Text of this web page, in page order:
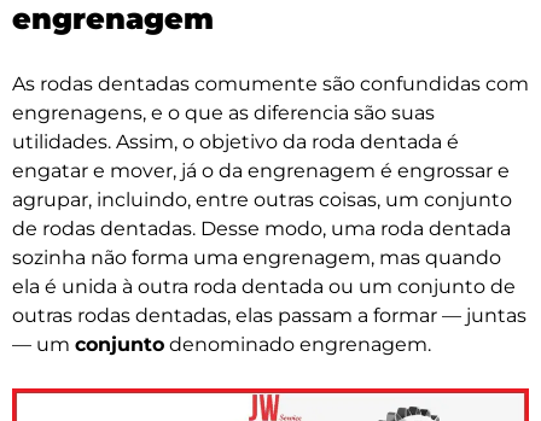
engrenagem
As rodas dentadas comumente são confundidas com
engrenagens, e o que as diferencia são suas
utilidades. Assim, o objetivo da roda dentada é
engatar e mover, já o da engrenagem é engrossar e
agrupar, incluindo, entre outras coisas, um conjunto
de rodas dentadas. Desse modo, uma roda dentada
sozinha não forma uma engrenagem, mas quando
ela é unida à outra roda dentada ou um conjunto de
outras rodas dentadas, elas passam a formar — juntas
— um conjunto denominado engrenagem.